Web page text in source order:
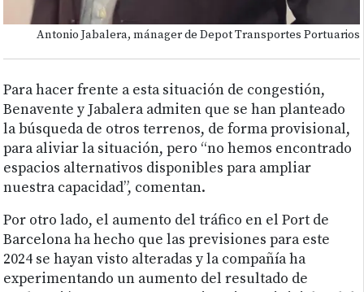
Antonio Jabalera, mánager de Depot Transportes Portuarios
Para hacer frente a esta situación de congestión,
Benavente y Jabalera admiten que se han planteado
la búsqueda de otros terrenos, de forma provisional,
para aliviar la situación, pero “no hemos encontrado
espacios alternativos disponibles para ampliar
nuestra capacidad”, comentan.
Por otro lado, el aumento del tráfico en el Port de
Barcelona ha hecho que las previsiones para este
2024 se hayan visto alteradas y la compañía ha
experimentando un aumento del resultado de